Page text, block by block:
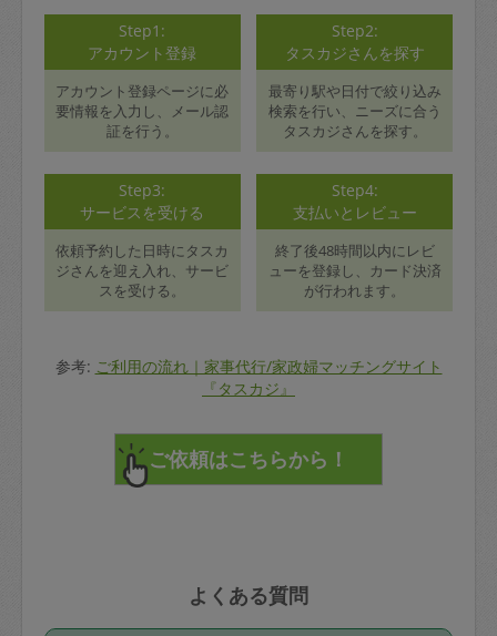
Step1:
アカウント登録
アカウント登録ページに必
要情報を入力し、メール認
証を行う。
Step2:
タスカジさんを探す
最寄り駅や日付で絞り込み
検索を行い、ニーズに合う
タスカジさんを探す。
Step3:
サービスを受ける
依頼予約した日時にタスカ
ジさんを迎え入れ、サービ
スを受ける。
Step4:
支払いとレビュー
終了後48時間以内にレビ
ューを登録し、カード決済
が行われます。
参考: ご利用の流れ｜家事代行/家政婦マッチングサイト
『タスカジ』
よくある質問